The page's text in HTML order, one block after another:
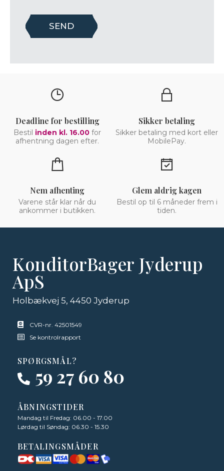
Deadline for bestilling
Bestil inden kl. 16.00 for
afhentning dagen efter.
Sikker betaling
Sikker betaling med kort eller
MobilePay.
Nem afhenting
Varene står klar når du
ankommer i butikken.
Glem aldrig kagen
Bestil op til 6 måneder frem i
tiden.
KonditorBager Jyderup
ApS
Holbækvej 5, 4450 Jyderup
CVR-nr. 42501549
Se kontrolrapport
SPØRGSMÅL?
59 27 60 80
ÅBNINGSTIDER
Mandag til Fredag: 06.00 - 17.00
Lørdag til Søndag: 06.30 - 15.30
BETALINGSMÅDER